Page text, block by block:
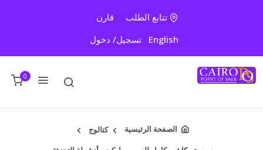
تتابع الطلب
قارن
English
تسجيل/ دخول
0
الصفحة الرئيسية
كتالوج